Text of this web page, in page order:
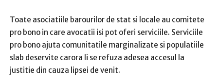
Toate asociatiile barourilor de stat si locale au comitete
pro bono in care avocatii isi pot oferi serviciile. Serviciile
pro bono ajuta comunitatile marginalizate si populatiile
slab deservite carora li se refuza adesea accesul la
justitie din cauza lipsei de venit.